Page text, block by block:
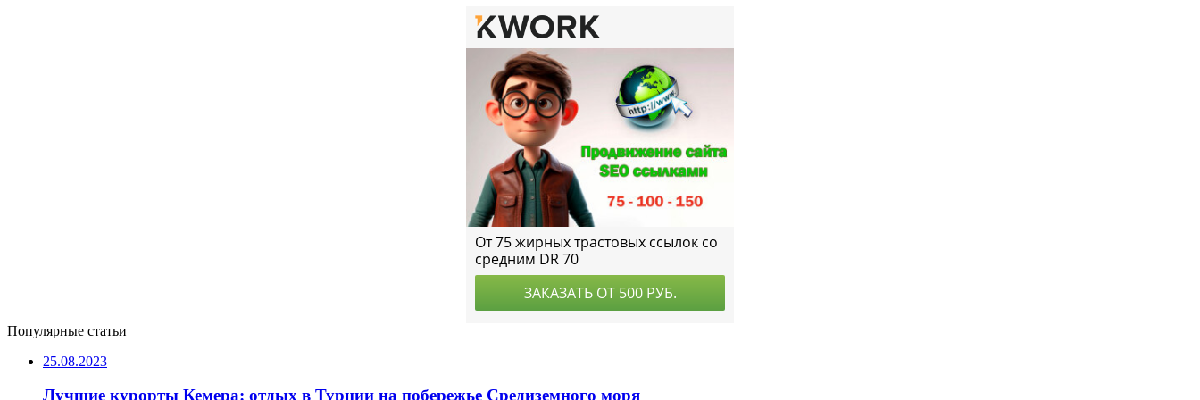
Популярные статьи
25.08.2023
Лучшие курорты Кемера: отдых в Турции на побережье Средиземного моря